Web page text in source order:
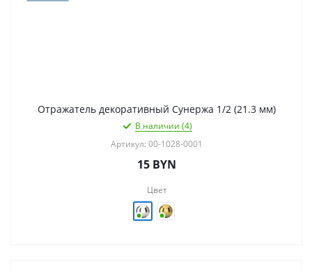
Отражатель декоративный Сунержа 1/2 (21.3 мм)
В наличии (4)
Артикул: 00-1028-0001
15 BYN
Цвет